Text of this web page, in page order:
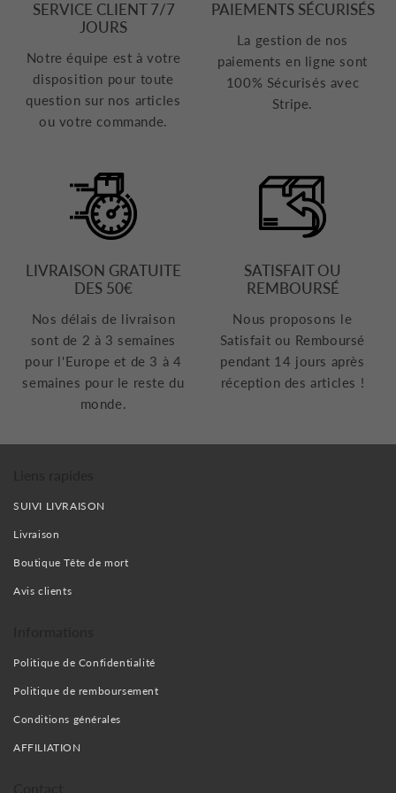
SERVICE CLIENT 7/7
JOURS
Notre équipe est à votre
disposition pour toute
question sur nos articles
ou votre commande.
PAIEMENTS SÉCURISÉS
La gestion de nos
paiements en ligne sont
100% Sécurisés avec
Stripe.
LIVRAISON GRATUITE
DES 50€
Nos délais de livraison
sont de 2 à 3 semaines
pour l'Europe et de 3 à 4
semaines pour le reste du
monde.
SATISFAIT OU
REMBOURSÉ
Nous proposons le
Satisfait ou Remboursé
pendant 14 jours après
réception des articles !
SUIVI LIVRAISON
Livraison
Boutique Tête de mort
Avis clients
Politique de Confidentialité
Politique de remboursement
Conditions générales
AFFILIATION